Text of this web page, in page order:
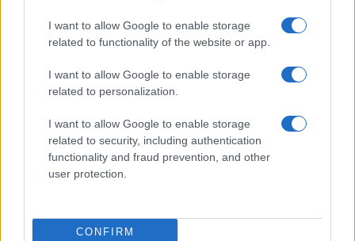
I want to allow Google to enable storage
related to functionality of the website or app.
I want to allow Google to enable storage
related to personalization.
I want to allow Google to enable storage
related to security, including authentication
functionality and fraud prevention, and other
user protection.
CONFIRM
2002-11-6 9:20:14 PM
jobb a kijelzõje?
Attila
2002-11-7 8:35:09 AM
Hallia naptár milyen?Lehet emlékeztetõt beirni?Havi felbontású,